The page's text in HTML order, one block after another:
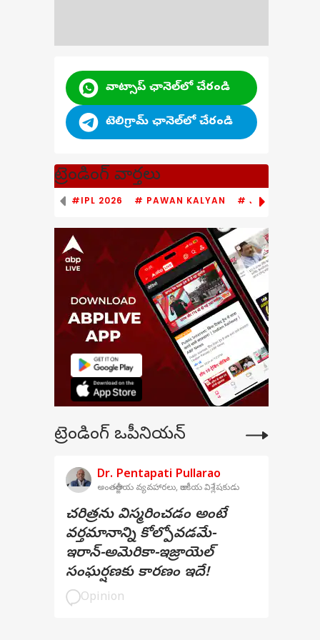
వాట్సాప్ ఛానెల్‌లో చేరండి
టెలిగ్రామ్ ఛానెల్‌లో చేరండి
ట్రెండింగ్ వార్తలు
#IPL 2026 # PAWAN KALYAN # JAGAN
ట్రెండింగ్ ఒపీనియన్
Dr. Pentapati Pullarao
అంతర్జాతీయ వ్యవహారలు, రాజకీయ విశ్లేషకుడు
చరిత్రను విస్మరించడం అంటే
వర్తమానాన్ని కోల్పోవడమే-
ఇరాన్-అమెరికా-ఇజ్రాయెల్
సంఘర్షణకు కారణం ఇదే!
Opinion